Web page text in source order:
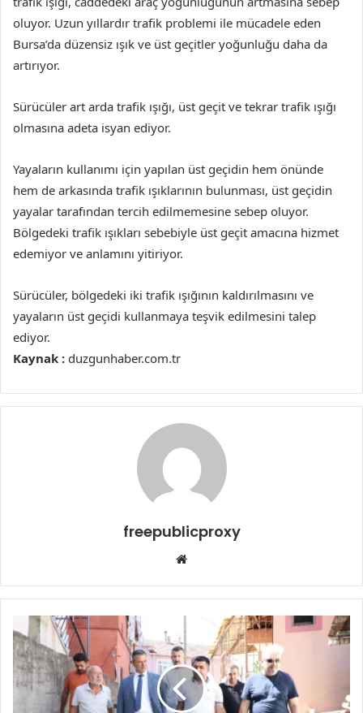
oluyor. Uzun yıllardır trafik problemi ile mücadele eden
Bursa’da düzensiz ışık ve üst geçitler yoğunluğu daha da
artırıyor.
Sürücüler art arda trafik ışığı, üst geçit ve tekrar trafik ışığı
olmasına adeta isyan ediyor.
Yayaların kullanımı için yapılan üst geçidin hem önünde
hem de arkasında trafik ışıklarının bulunması, üst geçidin
yayalar tarafından tercih edilmemesine sebep oluyor.
Bölgedeki trafik ışıkları sebebiyle üst geçit amacına hizmet
edemiyor ve anlamını yitiriyor.
Sürücüler, bölgedeki iki trafik ışığının kaldırılmasını ve
yayaların üst geçidi kullanmaya teşvik edilmesini talep
ediyor.
Kaynak : duzgunhaber.com.tr
freepublicproxy
Web